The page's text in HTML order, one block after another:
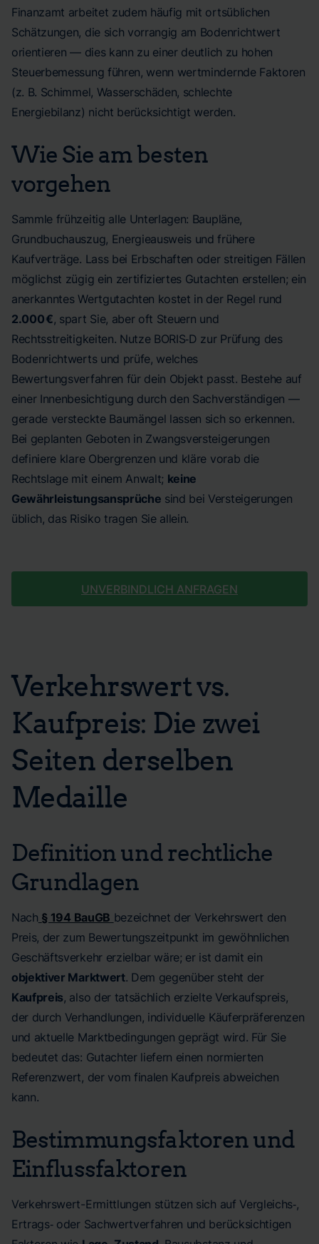
Finanzamt arbeitet zudem häufig mit ortsüblichen
Schätzungen, die sich vorrangig am Bodenrichtwert
orientieren — dies kann zu einer deutlich zu hohen
Steuerbemessung führen, wenn wertmindernde Faktoren
(z. B. Schimmel, Wasserschäden, schlechte
Energiebilanz) nicht berücksichtigt werden.
Wie Sie am besten
vorgehen
Sammle frühzeitig alle Unterlagen: Baupläne,
Grundbuchauszug, Energieausweis und frühere
Kaufverträge. Lass bei Erbschaften oder streitigen Fällen
möglichst zügig ein zertifiziertes Gutachten erstellen; ein
anerkanntes Wertgutachten kostet in der Regel rund
2.000 €, spart Sie, aber oft Steuern und
Rechtsstreitigkeiten. Nutze BORIS‑D zur Prüfung des
Bodenrichtwerts und prüfe, welches
Bewertungsverfahren für dein Objekt passt. Bestehe auf
einer Innenbesichtigung durch den Sachverständigen —
gerade versteckte Baumängel lassen sich so erkennen.
Bei geplanten Geboten in Zwangsversteigerungen
definiere klare Obergrenzen und kläre vorab die
Rechtslage mit einem Anwalt; keine
Gewährleistungsansprüche sind bei Versteigerungen
üblich, das Risiko tragen Sie allein.
UNVERBINDLICH ANFRAGEN
Verkehrswert vs.
Kaufpreis: Die zwei
Seiten derselben
Medaille
Definition und rechtliche
Grundlagen
Nach § 194 BauGB bezeichnet der Verkehrswert den
Preis, der zum Bewertungszeitpunkt im gewöhnlichen
Geschäftsverkehr erzielbar wäre; er ist damit ein
objektiver Marktwert. Dem gegenüber steht der
Kaufpreis, also der tatsächlich erzielte Verkaufspreis,
der durch Verhandlungen, individuelle Käuferpräferenzen
und aktuelle Marktbedingungen geprägt wird. Für Sie
bedeutet das: Gutachter liefern einen normierten
Referenzwert, der vom finalen Kaufpreis abweichen
kann.
Bestimmungsfaktoren und
Einflussfaktoren
Verkehrswert-Ermittlungen stützen sich auf Vergleichs‑,
Ertrags‑ oder Sachwertverfahren und berücksichtigen